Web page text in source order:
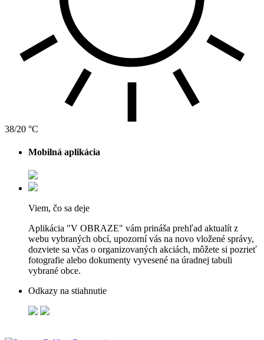
38/20 °C
Mobilná aplikácia
Viem, čo sa deje
Aplikácia "V OBRAZE" vám prináša prehľad aktualít z
webu vybraných obcí, upozorní vás na novo vložené správy,
dozviete sa včas o organizovaných akciách, môžete si pozrieť
fotografie alebo dokumenty vyvesené na úradnej tabuli
vybrané obce.
Odkazy na stiahnutie